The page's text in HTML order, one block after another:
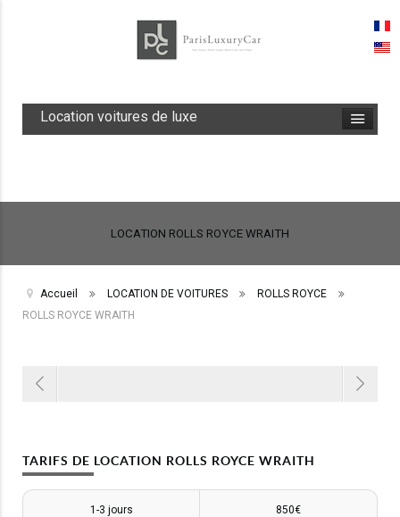
Location voitures de luxe
LOCATION ROLLS ROYCE WRAITH
Accueil LOCATION DE VOITURES
ROLLS ROYCE
ROLLS ROYCE WRAITH
TARIFS DE LOCATION ROLLS ROYCE WRAITH
1-3 jours 850€